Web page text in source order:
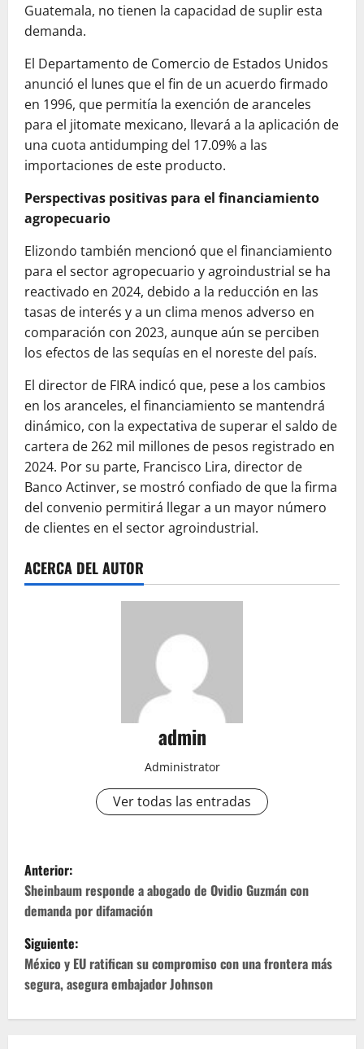
Guatemala, no tienen la capacidad de suplir esta
demanda.
El Departamento de Comercio de Estados Unidos
anunció el lunes que el fin de un acuerdo firmado
en 1996, que permitía la exención de aranceles
para el jitomate mexicano, llevará a la aplicación de
una cuota antidumping del 17.09% a las
importaciones de este producto.
Perspectivas positivas para el financiamiento
agropecuario
Elizondo también mencionó que el financiamiento
para el sector agropecuario y agroindustrial se ha
reactivado en 2024, debido a la reducción en las
tasas de interés y a un clima menos adverso en
comparación con 2023, aunque aún se perciben
los efectos de las sequías en el noreste del país.
El director de FIRA indicó que, pese a los cambios
en los aranceles, el financiamiento se mantendrá
dinámico, con la expectativa de superar el saldo de
cartera de 262 mil millones de pesos registrado en
2024. Por su parte, Francisco Lira, director de
Banco Actinver, se mostró confiado de que la firma
del convenio permitirá llegar a un mayor número
de clientes en el sector agroindustrial.
ACERCA DEL AUTOR
admin
Administrator
Ver todas las entradas
N
a
v
e
g
Anterior:
Sheinbaum responde a abogado de Ovidio Guzmán con
demanda por difamación
Siguiente:
México y EU ratifican su compromiso con una frontera más
segura, asegura embajador Johnson